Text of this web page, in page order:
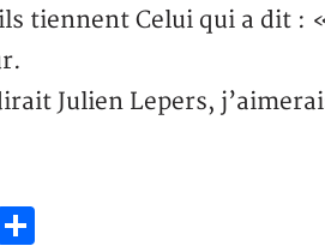
tiennent Celui qui a dit :
Julien Lepers,
Partager